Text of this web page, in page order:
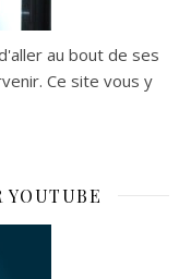
au bout de ses
Ce site vous y
YOUTUBE